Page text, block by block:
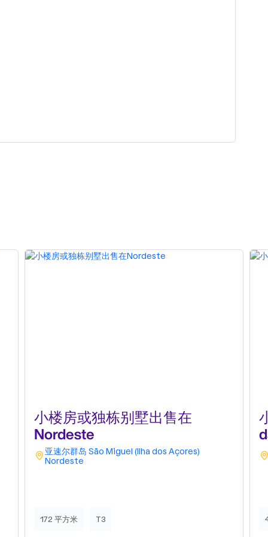
小楼房或独栋别墅出售在
Nordeste
亚速尔群岛 São Miguel (Ilha dos Açores)
Nordeste
172 平方米 T3